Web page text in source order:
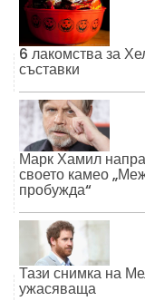
6 лакомства за
съставки
Марк Хамил
своето камео
пробужда“
Тази снимка на
ужасяваща